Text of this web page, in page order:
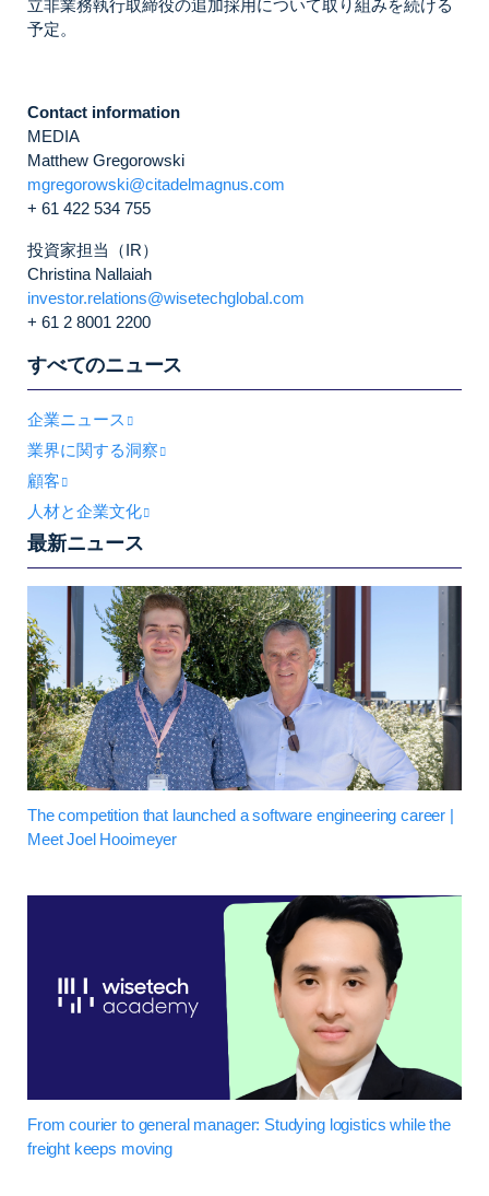
立非業務執行取締役の追加採用について取り組みを続ける
予定。
Contact information
MEDIA
Matthew Gregorowski
mgregorowski@citadelmagnus.com
+ 61 422 534 755
投資家担当（IR）
Christina Nallaiah
investor.relations@wisetechglobal.com
+ 61 2 8001 2200
すべてのニュース
企業ニュース
業界に関する洞察
顧客
人材と企業文化
最新ニュース
The competition that launched a software engineering career |
Meet Joel Hooimeyer
From courier to general manager: Studying logistics while the
freight keeps moving